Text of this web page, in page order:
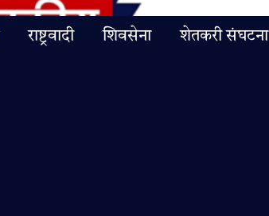
राष्ट्रवादी शिवसेना शेतकरी संघटना